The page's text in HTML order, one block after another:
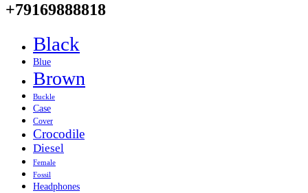
+79169888818
Black
Blue
Brown
Buckle
Case
Cover
Crocodile
Diesel
Female
Fossil
Headphones